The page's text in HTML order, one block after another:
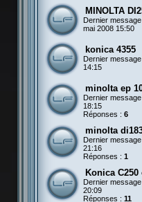
MINOLTA
Dernier
mai 2008 15:50
konica 4355
Dernier
14:15
minolta ep
Dernier
18:15
Réponses : 6
minolta
Dernier
21:16
Réponses : 1
Konica
Dernier
20:09
Réponses : 11